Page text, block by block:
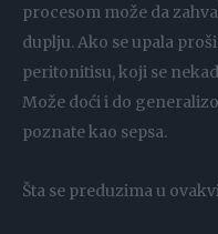
procesom može da
duplju. Ako se upala
peritonitisu, koji se
Može doći i do
poznate kao sepsa.
Šta se preduzima u